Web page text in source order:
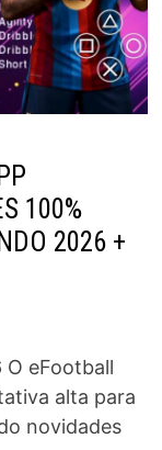
100%
2026 +
O eFootball
alta para
novidades